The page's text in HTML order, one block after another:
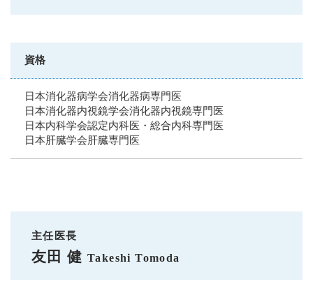
資格
日本消化器病学会消化器病専門医
日本消化器内視鏡学会消化器内視鏡専門医
日本内科学会認定内科医・総合内科専門医
日本肝臓学会肝臓専門医
主任医長
友田 健 Takeshi Tomoda